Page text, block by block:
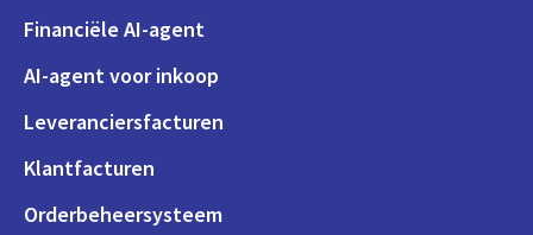
Financiële AI-agent
AI-agent voor inkoop
Leveranciersfacturen
Klantfacturen
Orderbeheersysteem